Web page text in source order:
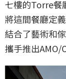
七樓的Torre餐
將這間餐廳定
結合了藝術和
攜手推出AMO/